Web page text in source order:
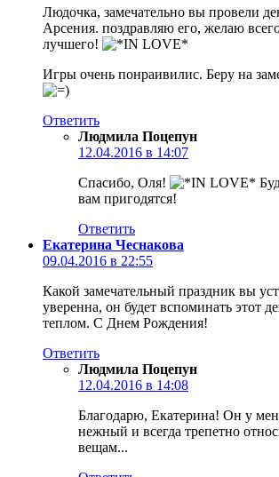
Людочка, замечательно вы провели
Арсения. поздравляю его, желаю
лучшего!
Игры очень понраивилис. Беру на
Ответить
Людмила Поцепун
12.04.2016 в 14:07
Спасибо, Оля!
вам пригодятся!
Ответить
Екатерина Чеснакова
09.04.2016 в 22:55
Какой замечательный праздник вы
уверенна, он будет вспоминать этот
теплом. С Днем Рождения!
Ответить
Людмила Поцепун
12.04.2016 в 14:08
Благодарю, Екатерина! Он у
нежный и всегда трепетно
вещам...